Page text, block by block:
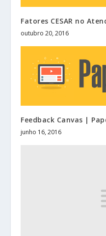
Fatores CESAR no
outubro 20, 2016
Feedback Canvas |
junho 16, 2016